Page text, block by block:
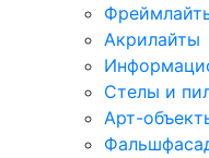
Акрилайты
Стелы и
Арт-